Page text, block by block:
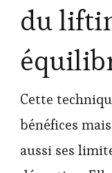
du
Cette
bénéfices
aussi ses